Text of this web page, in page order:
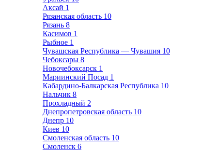
Аксай 1
Рязанская область 10
Рязань 8
Касимов 1
Рыбное 1
Чувашская Республика — Чувашия 10
Чебоксары 8
Новочебоксарск 1
Мариинский Посад 1
Кабардино-Балкарская Республика 10
Нальчик 8
Прохладный 2
Днепропетровская область 10
Днепр 10
Киев 10
Смоленская область 10
Смоленск 6